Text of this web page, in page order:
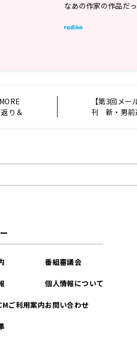
なあの作家の作品だ
り＆
【第3回メー
刊 新・男前
ご利用案内
番組審議会
個人情報について
お問い合わせ